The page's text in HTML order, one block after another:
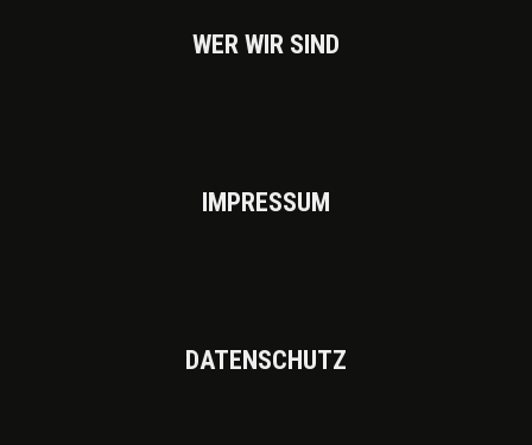
WER WIR SIND
IMPRES­SUM
DATEN­SCHUTZ